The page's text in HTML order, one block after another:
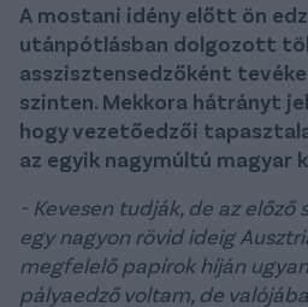
A mostani idény előtt ön
utánpótlásban dolgozott
asszisztensedzőként
szinten. Mekkora hátrányt
hogy vezetőedzői
az egyik nagymúltú magyar
- Kevesen tudják, de az
egy nagyon rövid ideig
megfelelő papírok híján
pályaedző voltam, de